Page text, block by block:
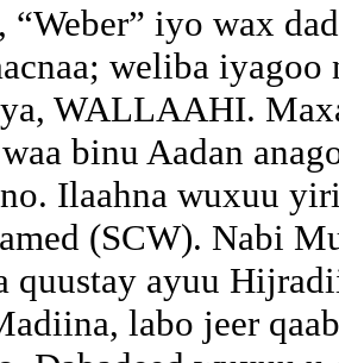
“Weber” iyo wax
weliba
WALLAAHI.
binu Aadan
Ilaahna wuxuu
(SCW). Nabi
quustay ayuu
labo jeer